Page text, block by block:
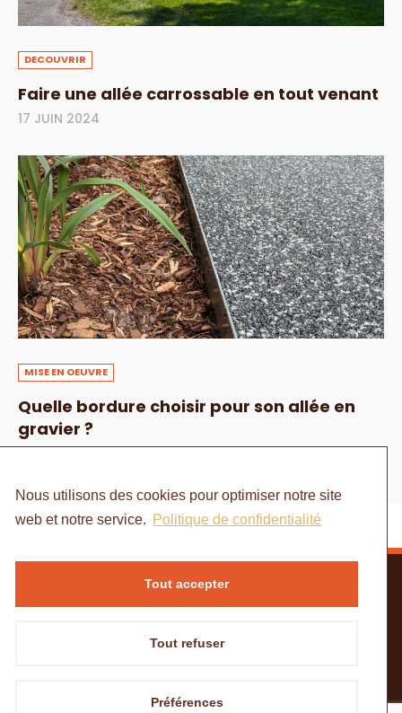
DECOUVRIR
Faire une allée carrossable en tout venant
17 JUIN 2024
MISE EN OEUVRE
Quelle bordure choisir pour son allée en
gravier ?
6 MAI 2024
ACCUEIL
MENTIONS LÉGALES
© Copyright - à portée de mains
Nous utilisons des cookies pour optimiser notre site
web et notre service. Politique de confidentialité
Tout accepter
Tout refuser
Préférences